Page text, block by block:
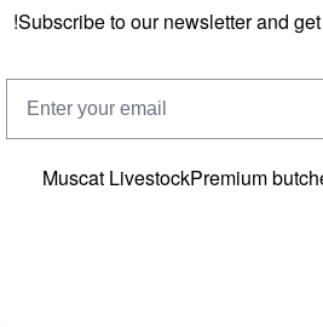
Subscribe to our newsletter and
Muscat LivestockPremium